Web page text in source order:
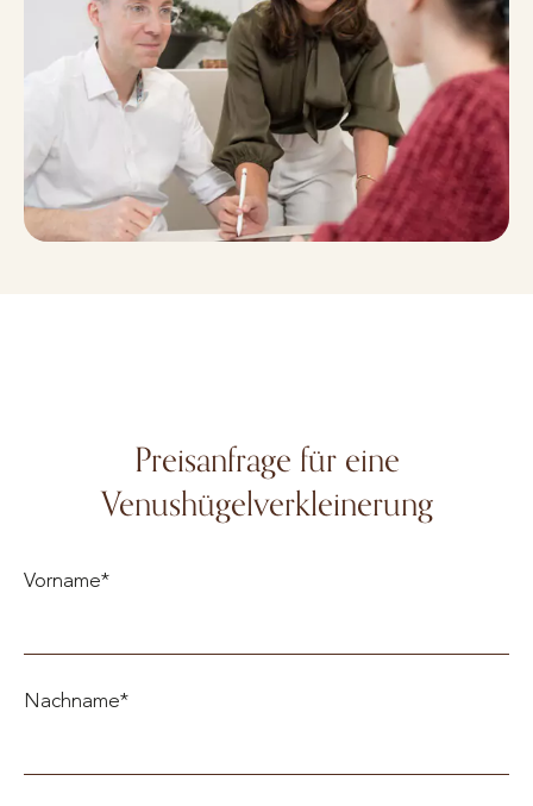
Preisanfrage für eine
Venushügelverkleinerung
Vorname*
Nachname*